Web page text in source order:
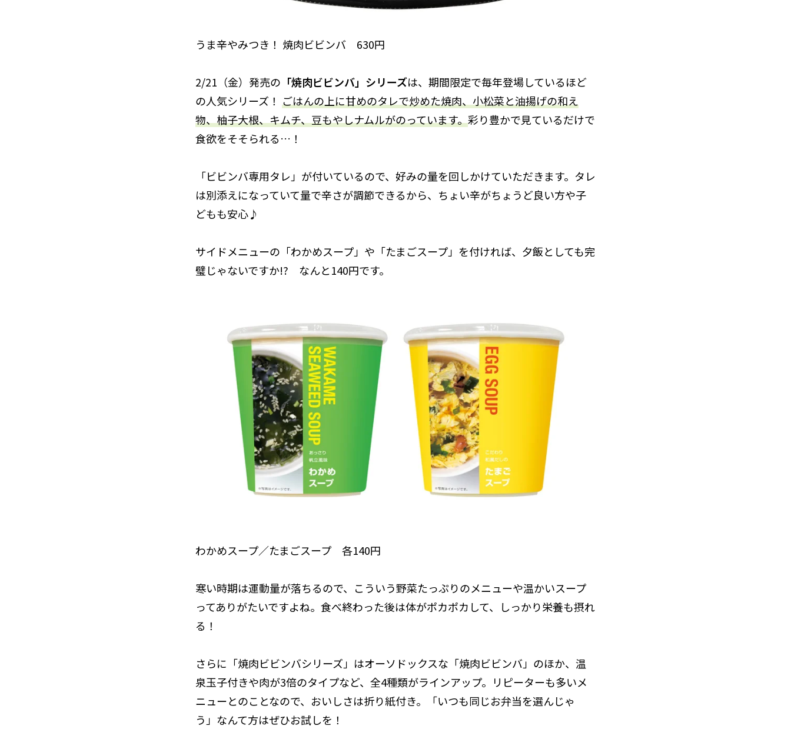
うま辛やみつき！ 焼肉ビビンバ 630円
2/21（金）発売の 「焼肉ビビンバ」シリーズは、期間限定で毎年登場しているほど
の人気シリーズ！ ごはんの上に甘めのタレで炒めた焼肉、小松菜と油揚げの和え
物、柚子大根、キムチ、豆もやしナムルがのっています。彩り豊かで見ているだけで
食欲をそそられる…！
「ビビンバ専用タレ」が付いているので、好みの量を回しかけていただきます。タレ
は別添えになっていて量で辛さが調節できるから、ちょい辛がちょうど良い方や子
どもも安心♪
サイドメニューの「わかめスープ」や「たまごスープ」を付ければ、夕飯としても完
璧じゃないですか!? なんと140円です。
わかめスープ／たまごスープ 各140円
寒い時期は運動量が落ちるので、こういう野菜たっぷりのメニューや温かいスープ
ってありがたいですよね。食べ終わった後は体がポカポカして、しっかり栄養も摂れ
る！
さらに「焼肉ビビンバシリーズ」はオーソドックスな「焼肉ビビンバ」のほか、温
泉玉子付きや肉が3倍のタイプなど、全4種類がラインアップ。リピーターも多いメ
ニューとのことなので、おいしさは折り紙付き。「いつも同じお弁当を選んじゃ
う」なんて方はぜひお試しを！